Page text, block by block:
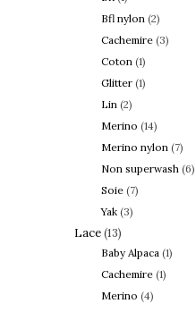
Bfl nylon (2)
Cachemire (3)
Coton (1)
Glitter (1)
Lin (2)
Merino (14)
Merino nylon (7)
Non superwash (6)
Soie (7)
Yak (3)
Lace(13)
Baby Alpaca (1)
Cachemire (1)
Merino (4)